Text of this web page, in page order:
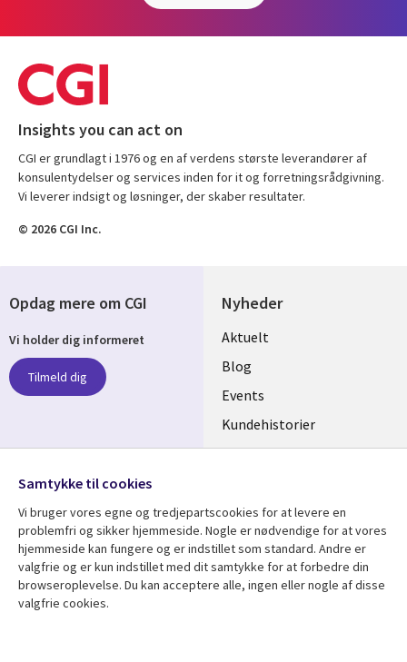
Insights you can act on
CGI er grundlagt i 1976 og en af verdens største leverandører af
konsulentydelser og services inden for it og forretningsrådgivning.
Vi leverer indsigt og løsninger, der skaber resultater.
© 2026 CGI Inc.
Nyheder
Useful
links
DENMARK
Aktuelt
Blog
Events
Kundehistorier
Videoer
Se mere
Library
Artikler
Support
Opdag mere om CGI
Vi holder dig informeret
Tilmeld dig
Media
DENMARK
Samtykke til cookies
Vi bruger vores egne og tredjepartscookies for at levere en
problemfri og sikker hjemmeside. Nogle er nødvendige for at vores
hjemmeside kan fungere og er indstillet som standard. Andre er
valgfrie og er kun indstillet med dit samtykke for at forbedre din
browseroplevelse. Du kan acceptere alle, ingen eller nogle af disse
valgfrie cookies.